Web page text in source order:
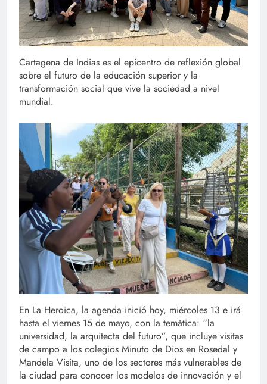
Cartagena de Indias es el epicentro de reflexión global
sobre el futuro de la educación superior y la
transformación social que vive la sociedad a nivel
mundial.
En La Heroica, la agenda inició hoy, miércoles 13 e irá
hasta el viernes 15 de mayo, con la temática: “la
universidad, la arquitecta del futuro”, que incluye visitas
de campo a los colegios Minuto de Dios en Rosedal y
Mandela Visita, uno de los sectores más vulnerables de
la ciudad para conocer los modelos de innovación y el